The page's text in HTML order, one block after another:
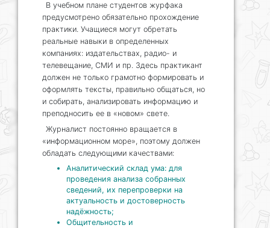
В учебном плане студентов журфака
предусмотрено обязательно прохождение
практики. Учащиеся могут обретать
реальные навыки в определенных
компаниях: издательствах, радио- и
телевещание, СМИ и пр. Здесь практикант
должен не только грамотно формировать и
оформлять тексты, правильно общаться, но
и собирать, анализировать информацию и
преподносить ее в «новом» свете.
Журналист постоянно вращается в
«информационном море», поэтому должен
обладать следующими качествами:
Аналитический склад ума: для
проведения анализа собранных
сведений, их перепроверки на
актуальность и достоверность
надёжность;
Общительность и